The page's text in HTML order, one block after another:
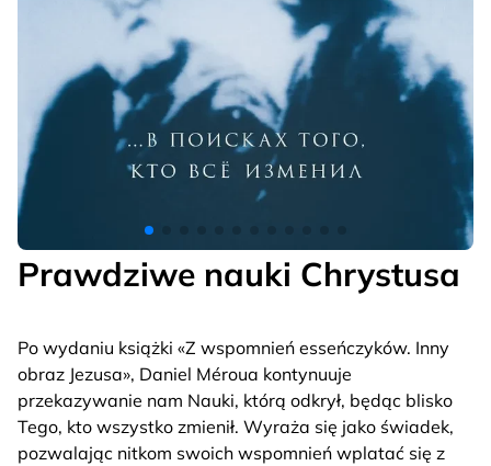
Prawdziwe nauki Chrystusa
Po wydaniu książki «Z wspomnień esseńczyków. Inny
obraz Jezusa», Daniel Méroua kontynuuje
przekazywanie nam Nauki, którą odkrył, będąc blisko
Tego, kto wszystko zmienił. Wyraża się jako świadek,
pozwalając nitkom swoich wspomnień wplatać się z